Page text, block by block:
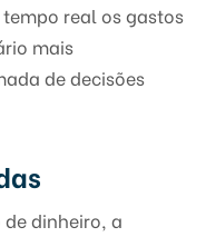
real os gastos
mais
de decisões
dinheiro, a